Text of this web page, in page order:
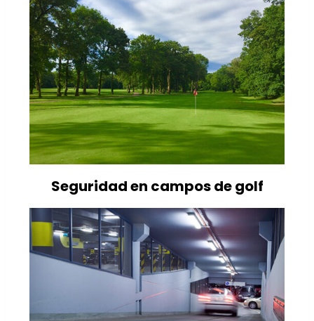
Seguridad en campos de golf